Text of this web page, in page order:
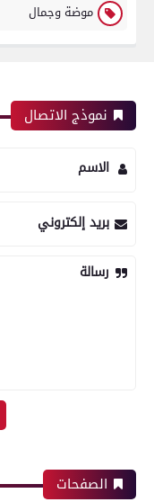
موضة وجمال
نموذج الاتصال
الاسم
بريد إلكتروني
رسالة
الصفحات